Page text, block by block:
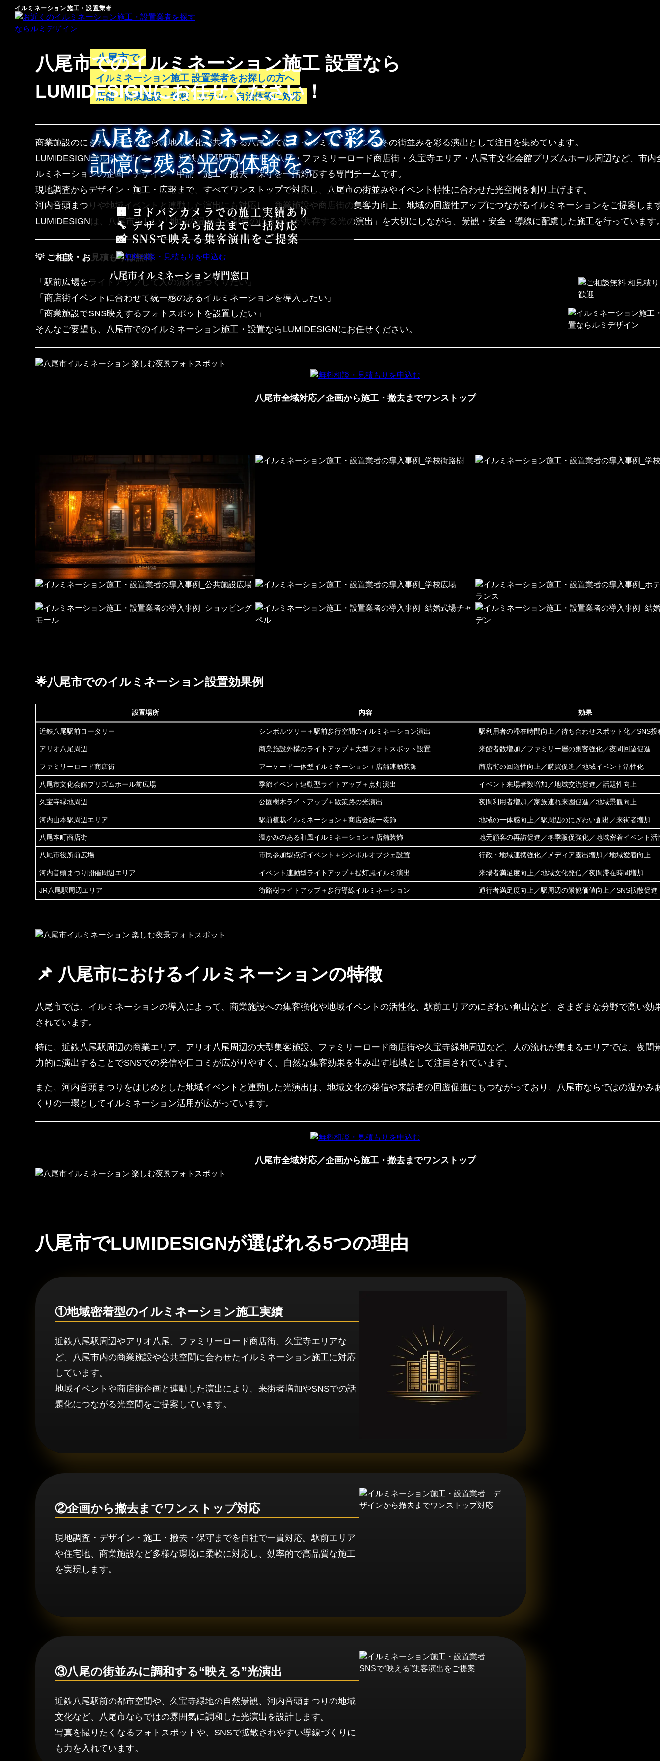
イルミネーション施工・設置業者
八尾市で
イルミネーション施工 設置業者をお探しの方へ
店舗・商業施設・学校・ホテル・自治体等に対応
八尾をイルミネーションで彩る
記憶に残る光の体験を。
🏢 ヨドバシカメラでの施工実績あり
🔧 デザインから撤去まで一括対応
📸 SNSで映える集客演出をご提案
八尾市イルミネーション専門窓口
八尾市でのイルミネーション施工 設置なら
LUMIDESIGNにお任せください！
商業施設のにぎわいと昔ながらの地域文化が共存する八尾市では、イルミネーションが冬の街並みを彩る演出として注目を集めています。
LUMIDESIGN（ルミデザイン）は、近鉄八尾駅周辺・アリオ八尾・ファミリーロード商店街・久宝寺エリア・八尾市文化会館プリズムホール周辺など、市内
ルミネーションの企画・デザイン・申請・施工・撤去・保守を一括対応する専門チームです。
現地調査からデザイン・施工・広報まで、すべてワンストップで対応し、八尾市の街並みやイベント特性に合わせた光空間を創り上げます。
河内音頭まつりや地域イベントと連動した演出にも対応し、商業施設や商店街の集客力向上、地域の回遊性アップにつながるイルミネーションをご提案しま
LUMIDESIGNは、八尾市らしい「地域の温かさと都市のにぎわいが共存する光の演出」を大切にしながら、景観・安全・導線に配慮した施工を行っています
💡 ご相談・お見積もりは無料
「駅前広場をライトアップして人の流れをつくりたい」
「商店街イベントに合わせて統一感のあるイルミネーションを導入したい」
「商業施設でSNS映えするフォトスポットを設置したい」
そんなご要望も、八尾市でのイルミネーション施工・設置ならLUMIDESIGNにお任せください。
八尾市全域対応／企画から施工・撤去までワンストップ
🌟八尾市でのイルミネーション設置効果例
設置場所 内容 効果
近鉄八尾駅前ロータリー シンボルツリー＋駅前歩行空間のイルミネーション演出 駅利用者の滞在時間向上／待ち合わせスポット化／SNS投
アリオ八尾周辺 商業施設外構のライトアップ＋大型フォトスポット設置 来館者数増加／ファミリー層の集客強化／夜間回遊促進
ファミリーロード商店街 アーケード一体型イルミネーション＋店舗連動装飾 商店街の回遊性向上／購買促進／地域イベント活性化
八尾市文化会館プリズムホール前広場 季節イベント連動型ライトアップ＋点灯演出 イベント来場者数増加／地域交流促進／話題性向上
久宝寺緑地周辺 公園樹木ライトアップ＋散策路の光演出 夜間利用者増加／家族連れ来園促進／地域景観向上
河内山本駅周辺エリア 駅前植栽イルミネーション＋商店会統一装飾 地域の一体感向上／駅周辺のにぎわい創出／来街者増加
八尾本町商店街 温かみのある和風イルミネーション＋店舗装飾 地元顧客の再訪促進／冬季販促強化／地域密着イベント活
八尾市役所前広場 市民参加型点灯イベント＋シンボルオブジェ設置 行政・地域連携強化／メディア露出増加／地域愛着向上
河内音頭まつり開催周辺エリア イベント連動型ライトアップ＋提灯風イルミ演出 来場者満足度向上／地域文化発信／夜間滞在時間増加
JR八尾駅周辺エリア 街路樹ライトアップ＋歩行導線イルミネーション 通行者満足度向上／駅周辺の景観価値向上／SNS拡散促進
📌 八尾市におけるイルミネーションの特徴
八尾市では、イルミネーションの導入によって、商業施設への集客強化や地域イベントの活性化、駅前エリアのにぎわい創出など、さまざまな分野で高い効
されています。
特に、近鉄八尾駅周辺の商業エリア、アリオ八尾周辺の大型集客施設、ファミリーロード商店街や久宝寺緑地周辺など、人の流れが集まるエリアでは、夜間
力的に演出することでSNSでの発信や口コミが広がりやすく、自然な集客効果を生み出す地域として注目されています。
また、河内音頭まつりをはじめとした地域イベントと連動した光演出は、地域文化の発信や来訪者の回遊促進にもつながっており、八尾市ならではの温かみ
くりの一環としてイルミネーション活用が広がっています。
八尾市全域対応／企画から施工・撤去までワンストップ
八尾市でLUMIDESIGNが選ばれる5つの理由
①地域密着型のイルミネーション施工実績
近鉄八尾駅周辺やアリオ八尾、ファミリーロード商店街、久宝寺エリアな
ど、八尾市内の商業施設や公共空間に合わせたイルミネーション施工に対応
しています。
地域イベントや商店街企画と連動した演出により、来街者増加やSNSでの話
題化につながる光空間をご提案しています。
②企画から撤去までワンストップ対応
現地調査・デザイン・施工・撤去・保守までを自社で一貫対応。駅前エリア
や住宅地、商業施設など多様な環境に柔軟に対応し、効率的で高品質な施工
を実現します。
③八尾の街並みに調和する“映える”光演出
近鉄八尾駅前の都市空間や、久宝寺緑地の自然景観、河内音頭まつりの地域
文化など、八尾市ならではの雰囲気に調和した光演出を設計します。
写真を撮りたくなるフォトスポットや、SNSで拡散されやすい導線づくりに
も力を入れています。